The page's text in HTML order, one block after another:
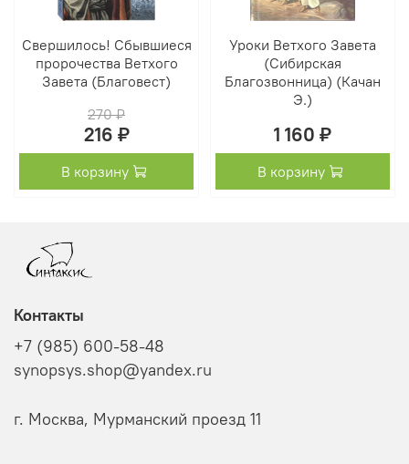
Свершилось! Сбывшиеся
пророчества Ветхого
Завета (Благовест)
270 ₽
216 ₽
В корзину
Уроки Ветхого Завета
(Сибирская
Благозвонница) (Качан
Э.)
1 160 ₽
В корзину
Контакты
+7 (985) 600-58-48
synopsys.shop@yandex.ru
г. Москва, Мурманский проезд 11